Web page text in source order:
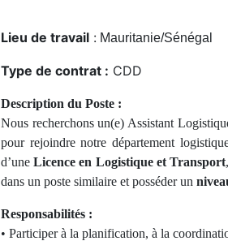
Lieu de travail:Mauritanie/Sénégal
Type de contrat : CDD
Description du Poste :
Nous recherchons un(e) Assistant
pour rejoindre notre département
d’uneLicence en Logistique et Transport
dans un poste similaire et posséder un
Responsabilités :
• Participer à la planification, à la